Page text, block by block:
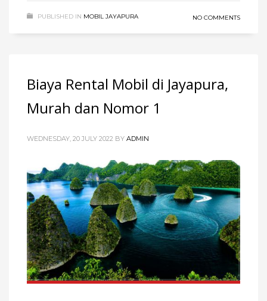
PUBLISHED IN MOBIL JAYAPURA NO COMMENTS
Biaya Rental Mobil di Jayapura,
Murah dan Nomor 1
WEDNESDAY, 20 JULY 2022 BY ADMIN